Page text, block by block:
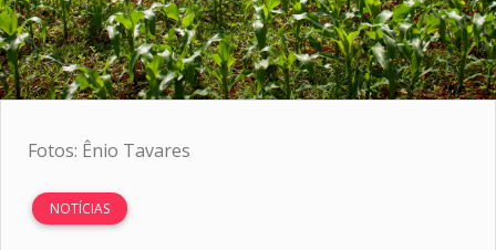
Fotos: Ênio Tavares
NOTÍCIAS